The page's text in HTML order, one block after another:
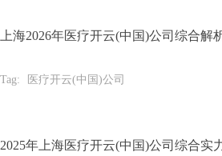
上海2026年医疗开云(中国)公司综合解
Tag: 医疗开云(中国)公司
2025年上海医疗开云(中国)公司综合实